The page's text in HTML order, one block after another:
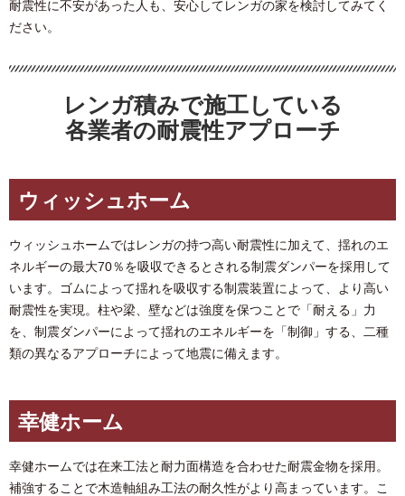
耐震性に不安があった人も、安心してレンガの家を検討してみてく
ださい。
レンガ積みで施工している
各業者の耐震性アプローチ
ウィッシュホーム
ウィッシュホームではレンガの持つ高い耐震性に加えて、揺れのエ
ネルギーの最大70％を吸収できるとされる制震ダンパーを採用して
います。ゴムによって揺れを吸収する制震装置によって、より高い
耐震性を実現。柱や梁、壁などは強度を保つことで「耐える」力
を、制震ダンパーによって揺れのエネルギーを「制御」する、二種
類の異なるアプローチによって地震に備えます。
幸健ホーム
幸健ホームでは在来工法と耐力面構造を合わせた耐震金物を採用。
補強することで木造軸組み工法の耐久性がより高まっています。こ